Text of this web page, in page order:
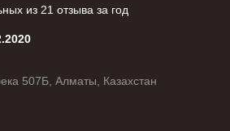
из 21 отзыва за год
507Б, Алматы, Казахстан